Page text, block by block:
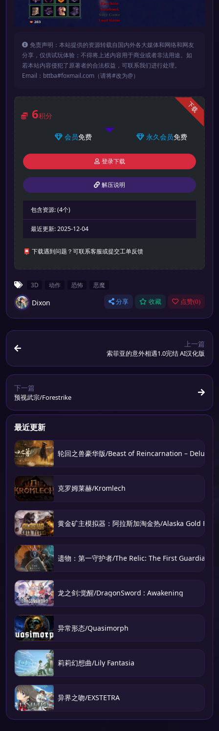
免责声明：本站提供的资源转载自国内外各大媒体和网络和网友
分享，仅供试玩体验；不得将上述内容用于商业或者非法用途。如
若本站内容侵犯了原著者的合法权益，可联系我们进行处理。
Email：bttba#foxmail.com（请将#改为@）
下载
6积分
会员免费 永久会员免费
登录下载
解压说明
包含资源:(4个)
最近更新:2025-12-04
📮 下载遇到问题？可联系客服或提交工单反馈
3D 动作 恐怖 恶魔
Dixon 分享 收藏 点赞(0)
上一篇
索菲亚的意外相遇1.0完结 AI汉化版
下一篇
预视武宗/Forestrike
最近更新
轮回之兽豪华版/Beast of Reincarnation – Deluxe
克罗姆莱赫/Kromlech
黄金矿主模拟器：阿拉斯加淘金热/Alaska Gold
遗物：第一守护者/The Relic: The First Guardian
龙之剑:觉醒/DragonSword : Awakening
异常形态/Quasimorph
莉莉幻想曲/Lily Fantasia
异界之吻/EXSTETRA